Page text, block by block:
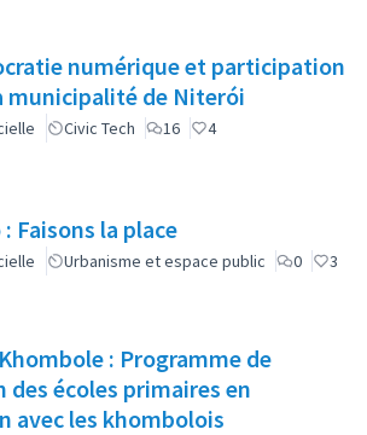
numérique et participation
municipalité de Niterói
Civic Tech 16 4
Faisons la place
Urbanisme et espace public 0 3
: Programme de
écoles primaires en
avec les khombolois